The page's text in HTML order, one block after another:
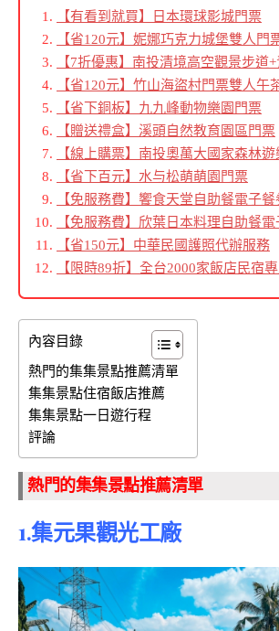
【有看到就買】日本環球影城門票
【省120元】妮娜巧克力城堡雙人門
【7折優惠】南投清境高空觀景步道
【省120元】竹山海盜村門票雙人午
【省下銅板】九九峰動物樂園門票
【贈送禮盒】溪頭自然教育園區門票
【線上購票】南投奧萬大國家森林
【省下百元】水与松萌萌園門票
【免服務費】饗食天堂自助餐電子餐
【免服務費】欣葉日本料理自助餐
【省150元】中華民國護照代辦服務
【限時89折】全台2000家飯店民宿
內容目錄
熱門的集集景點推薦清單
集集景點住宿飯店推薦
集集景點一日遊行程
評論
熱門的集集景點推薦清單
1.集元果觀光工廠